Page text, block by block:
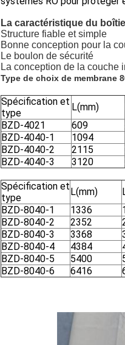
La caractéristique du
Structure fiable et simple
Bonne conception pour la
Le boulon de sécurité
La conception de la couche
Type de choix de membrane
Spécification et
type
L(mm)
BZD-4021
609
BZD-4040-1
1094
BZD-4040-2
2115
BZD-4040-3
3120
Spécification et
type
L(mm)
BZD-8040-1
1336
BZD-8040-2
2352
BZD-8040-3
3368
BZD-8040-4
4384
BZD-8040-5
5400
BZD-8040-6
6416